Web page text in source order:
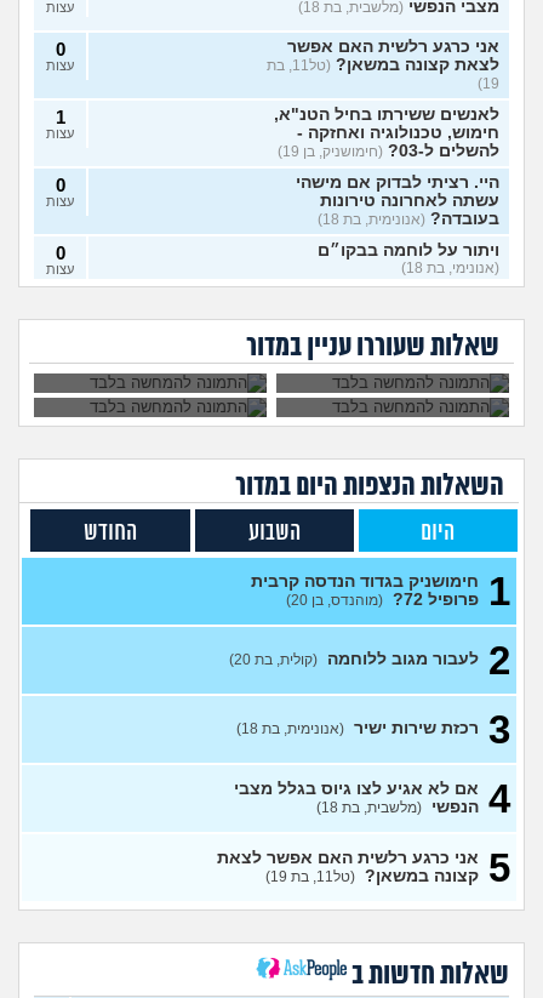
מצבי הנפשי (מלשבית, בת 18) עצות
אני כרגע רלשית האם אפשר
לצאת קצונה במשאן?
(טל11, בת
19)
0
עצות
לאנשים ששירתו בחיל הטנ"א,
חימוש, טכנולוגיה ואחזקה -
להשלים ל-03?
(חימושניק, בן 19)
1
עצות
היי. רציתי לבדוק אם מישהי
עשתה לאחרונה טירונות
בעובדה? (אנונימית, בת 18)
0
עצות
ויתור על לוחמה בבקו״ם
(אנונימי, בת 18)
0
עצות
עושים אחרי?
לצאת מהצבא על נפשי (יוני, בן
19)
5
מיוני אשכול התעופה (ככככ, בן
0
מה דעתכם על מסלול מודאל
בחיל המודיעין? (צגצגצג, בן 18) עצות
צה"ל מכחיש החזרת ציוד א
בזמן שהחזרתי, וההשלכות
(משוחרר )?(, בן 21)
עצות
מה עושים עם החיים עכשיו?
(אנוני, בת 18) עצות
אנשים שעברו מחיל הטנא/
שירות לאומי באגף השיקום
(שיר, בת 18)
כדאי לחתום קבע או לא?
(xxx,
בן 21)
מה התפקיד? (הי, בן 19)
לפני גיוס עולה ליב
מנהל רשת בחיל התקשוב או
לוחם הגנה אווירית?
שאלות שעוררו עניין במדור
אני רוצה להתגייס
ימנעו לצאת איתי?
השתחררתי מהצבא
ומתחרטת, אפשר
לחזור לשרת?
החיסונים בבקום, אני
יכולה לוותר?
צבא?
השאלות הנצפות היוםבמדור
היום השבוע החודש
1
חימושניק בגדוד הנדסה קרבית
פרופיל 72?
(מוהנדס, בן 20)
2 לעבור מגוב ללוחמה (קולית, בת 20)
3 רכזת שירות ישיר (אנונימית, בת 18)
4 אם לא אגיע לצו גיוס בגלל מצבי
הנפשי (מלשבית, בת 18)
5
אני כרגע רלשית האם אפשר לצאת
קצונה במשאן? (טל11, בת 19)
שאלות חדשות ב